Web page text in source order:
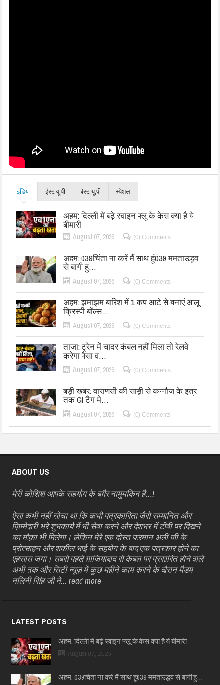
इंडिया ईस्ट यू.पी वैस्ट यू.पी स्पेशल
अहम: दिल्ली में बढ़े स्वाइन फ्लू के केस क्या है ये
बीमारी
August 07, 2026 (0) Comments
अहम: 039चिंता ना करें मैं साथ हूं039 ममताउद्धव
से बागी हु…
August 07, 2026 (0) Comments
अहम: झमाझम बारिश में 1 कप आटे से बनाएं आलू
क्रिस्पी बॉल्स…
August 07, 2026 (0) Comments
ताजा: ट्रेन में चादर कंबल नहीं मिला तो रेलवे
करेगा पैसा व…
August 07, 2026 (0) Comments
बड़ी खबर: वाराणसी की साड़ी से कन्नौज के इत्र
तक GI टैग मे…
August 07, 2026 (0) Comments
ABOUT US
मेरी कोशिश आपके सहयोग के बग़ैर नामुमकिन है…!
ऐसा कभी नहीं सोचा था कि कभी पत्रकारिता जैसे सम्मानित और
ज़िम्मेदारी भरे शुभकार्य में भी सेवा करने और देशभर में टीवी पर दिखने
का मौक़ा भी मिलेगा। लेकिन मेरे एक दोस्त फरमान अली जी के
प्रोत्साहन और शकील भाई के सहयोग के बाद एक पत्रकार होने का
एहसास जगा। सबसे पहले ग़ाजियाबाद से केबल पर प्रसारित होने वाले
अभी तक और सिटी न्यूज़ में कुछ महीने काम करने के दौरान मैडम
नलिनी सिंह जी ने...read more
LATEST POSTS
अहम: दिल्ली में बढ़े स्वाइन फ्लू के केस क्या है ये बीमारी
August 07, 2026
अहम: 039चिंता ना करें मैं साथ हूं039 ममताउद्धव से बागी हु…